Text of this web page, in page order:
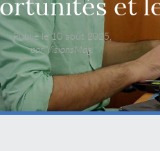
et
Publié le 10 août 2025,
par VisionsMag.